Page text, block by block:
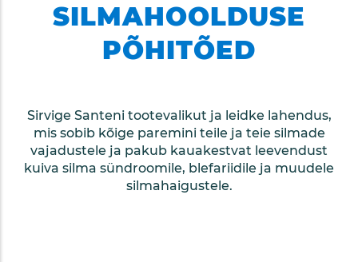
SILMAHOOLDUSE
PÕHITÕED
Sirvige Santeni tootevalikut ja leidke lahendus,
mis sobib kõige paremini teile ja teie silmade
vajadustele ja pakub kauakestvat leevendust
kuiva silma sündroomile, blefariidile ja muudele
silmahaigustele.